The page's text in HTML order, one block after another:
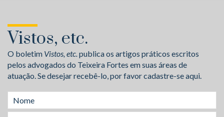
Vistos, etc.
O boletim Vistos, etc.publica os artigos práticos escritos
pelos advogados do Teixeira Fortes em suas áreas de
atuação. Se desejar recebê-lo, por favor cadastre-se aqui.